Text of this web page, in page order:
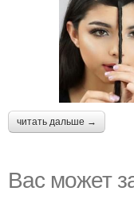
читать дальше →
Вас может